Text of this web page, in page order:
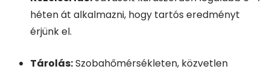
héten át alkalmazni, hogy tartós eredményt
érjünk el.
Tárolás:Szobahőmérsékleten, közvetlen